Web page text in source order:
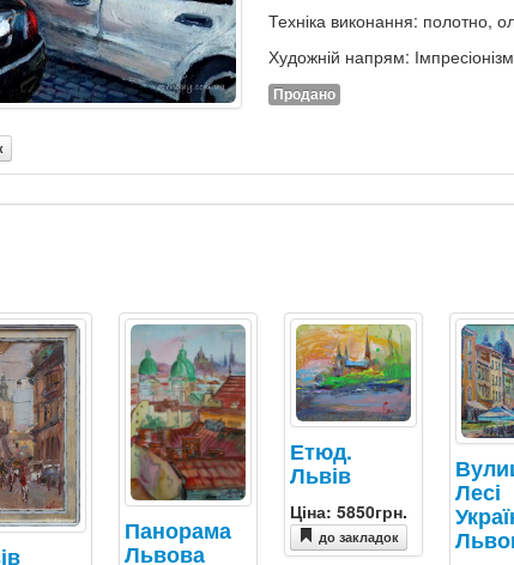
Техніка виконання: полотно,
Художній напрям: Імпресіонізм
Продано
Панорама
Львова
Етюд.
Львів
Ціна: 5850грн.
до закладок
Лесі